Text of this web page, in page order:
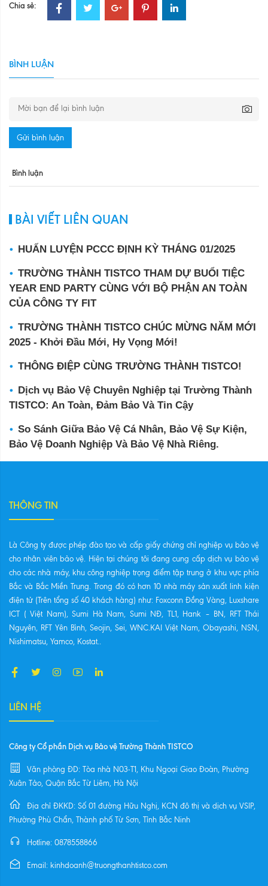
Chia sẻ:
BÌNH LUẬN
Gửi bình luận
Bình luận
BÀI VIẾT LIÊN QUAN
HUẤN LUYỆN PCCC ĐỊNH KỲ THÁNG 01/2025
TRƯỜNG THÀNH TISTCO THAM DỰ BUỔI TIỆC
YEAR END PARTY CÙNG VỚI BỘ PHẬN AN TOÀN
CỦA CÔNG TY FIT
TRƯỜNG THÀNH TISTCO CHÚC MỪNG NĂM MỚI
2025 - Khởi Đầu Mới, Hy Vọng Mới!
THÔNG ĐIỆP CÙNG TRƯỜNG THÀNH TISTCO!
Dịch vụ Bảo Vệ Chuyên Nghiệp tại Trường Thành
TISTCO: An Toàn, Đảm Bảo Và Tin Cậy
So Sánh Giữa Bảo Vệ Cá Nhân, Bảo Vệ Sự Kiện,
Bảo Vệ Doanh Nghiệp Và Bảo Vệ Nhà Riêng.
THÔNG TIN
Là Công ty được phép đào tạo và cấp giấy chứng chỉ nghiệp vụ bảo vệ
cho nhân viên bảo vệ. Hiện tại chúng tôi đang cung cấp dịch vụ bảo vệ
cho các nhà máy, khu công nghiệp trọng điểm tập trung ở khu vực phía
Bắc và Bắc Miền Trung. Trong đó có hơn 10 nhà máy sản xuất linh kiện
điện tử (Trên tổng số 40 khách hàng) như: Foxconn Đồng Vàng, Luxshare
ICT ( Việt Nam), Sumi Hà Nam, Sumi NĐ, TL1, Hank – BN, RFT Thái
Nguyên, RFT Yên Bình, Seojin, Sei, WNC.KAI Việt Nam, Obayashi, NSN,
Nishimatsu, Yamco, Kostat..
LIÊN HỆ
Công ty Cổ phần Dịch vụ Bảo vệ Trường Thành TISTCO
Văn phòng ĐD: Tòa nhà N03-T1, Khu Ngoại Giao Đoàn, Phường
Xuân Tảo, Quận Bắc Từ Liêm, Hà Nội
Địa chỉ ĐKKD: Số 01 đường Hữu Nghị, KCN đô thị và dịch vụ VSIP,
Phường Phù Chẩn, Thành phố Từ Sơn, Tỉnh Bắc Ninh
Hotline: 0878558866
Email: kinhdoanh@truongthanhtistco.com